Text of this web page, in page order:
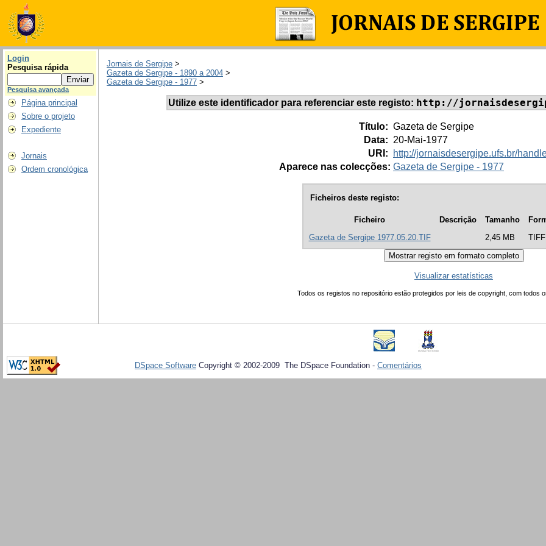
Login
Pesquisa rápida
Pesquisa avançada
Página principal
Sobre o projeto
Expediente
Jornais
Ordem cronológica
Jornais de Sergipe >
Gazeta de Sergipe - 1890 a 2004 >
Gazeta de Sergipe - 1977 >
Utilize este identificador para referenciar este registo: http://
Título: Gazeta de Sergipe
Data: 20-Mai-1977
URI:
http://jornaisdesergipe.ufs.br/
Aparece nas colecções: Gazeta de Sergipe - 1977
Ficheiros deste registo:
Ficheiro Descrição Tamanho
Gazeta de Sergipe 1977.05.20.TIF
2,45 MB TIFF
Visualizar estatísticas
Todos os registos no repositório estão protegidos por leis de copyright, com todos
DSpace Software Copyright © 2002-2009 The DSpace Foundation - Comentários